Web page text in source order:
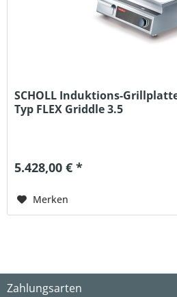
SCHOLL Induktions-
Typ FLEX Griddle 3.5
5.428,00 € *
Merken
Zahlungsarten